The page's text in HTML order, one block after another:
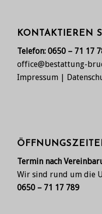
KONTAKTIEREN
Telefon: 0650 – 71 17
office@bestattung-
Impressum|
Termin nach
Wir sind rund um die
0650 – 71 17 789